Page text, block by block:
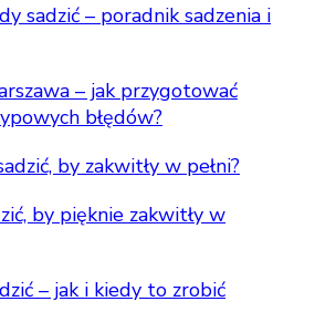
sadzić – poradnik sadzenia i
– jak przygotować
błędów?
by zakwitły w pełni?
by pięknie zakwitły w
– jak i kiedy to zrobić